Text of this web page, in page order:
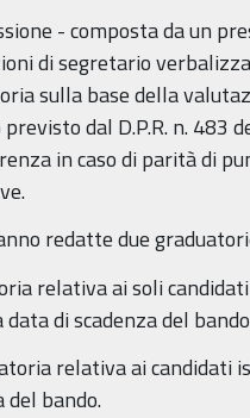
- composta da un
di segretario
sulla base della
dal D.P.R. n. 483
in caso di parità di
redatte due
relativa ai soli
di scadenza del
relativa ai candidati
del bando.